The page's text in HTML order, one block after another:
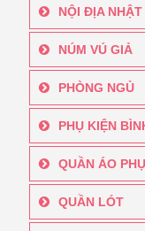
NỘI ĐỊA NHẬT
NÚM VÚ GIẢ
PHÒNG NGỦ
PHỤ KIỆN
QUẦN ÁO
QUẦN LÓT